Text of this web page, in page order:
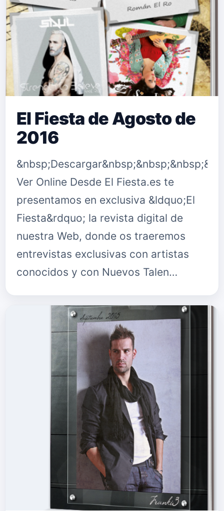
El Fiesta de Agosto de
2016
Ver Online Desde El Fiesta.es te
presentamos en exclusiva &ldquo;El
Fiesta&rdquo; la revista digital de
nuestra Web, donde os traeremos
entrevistas exclusivas con artistas
conocidos y con Nuevos Talen…